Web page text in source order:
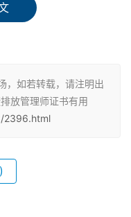
报名。
材料：本人电子相片；
传给报名单位相关招生
，如若转载，请注明出
放管理师证书有用
2396.html